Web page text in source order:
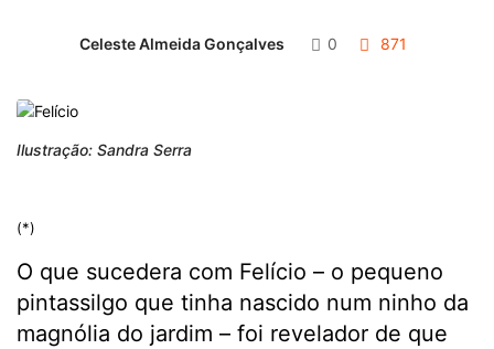
Celeste Almeida Gonçalves 0 871
Ilustração: Sandra Serra
(*)
O que sucedera com Felício – o pequeno
pintassilgo que tinha nascido num ninho da
magnólia do jardim – foi revelador de que